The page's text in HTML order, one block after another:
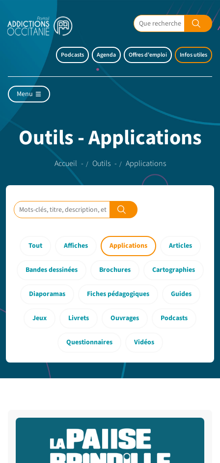
Podcasts Agenda Offres d'emploi Infos utiles
Menu
Outils - Applications
Accueil Outils Applications
Tout Affiches Applications Articles
Bandes dessinées Brochures Cartographies
Diaporamas Fiches pédagogiques Guides
Jeux Livrets Ouvrages Podcasts
Questionnaires Vidéos